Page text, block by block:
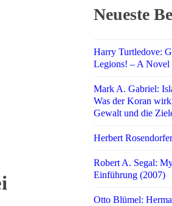
Neueste
Harry Turtledove:
Legions! – A Novel
Mark A. Gabriel:
Was der Koran
Gewalt und die
Herbert
Robert A. Segal:
Einführung (2007)
Otto Blümel: